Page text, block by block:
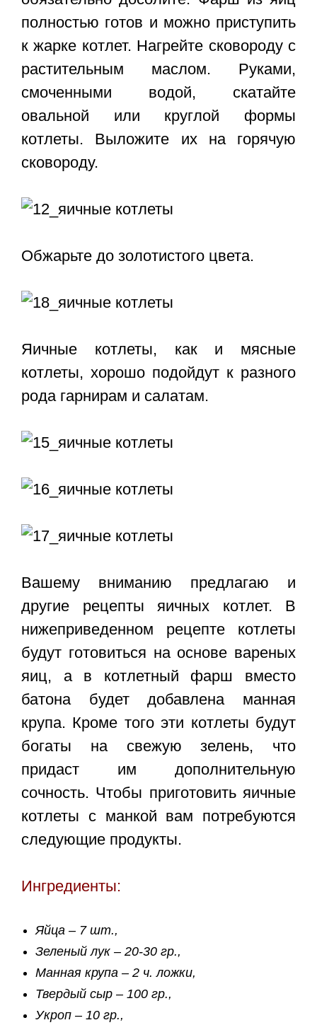
полностью готов и можно приступить
к жарке котлет. Нагрейте сковороду с
растительным маслом. Руками,
смоченными водой, скатайте
овальной или круглой формы
котлеты. Выложите их на горячую
сковороду.
Обжарьте до золотистого цвета.
Яичные котлеты, как и мясные
котлеты, хорошо подойдут к разного
рода гарнирам и салатам.
Вашему вниманию предлагаю и
другие рецепты яичных котлет. В
нижеприведенном рецепте котлеты
будут готовиться на основе вареных
яиц, а в котлетный фарш вместо
батона будет добавлена манная
крупа. Кроме того эти котлеты будут
богаты на свежую зелень, что
придаст им дополнительную
сочность. Чтобы приготовить яичные
котлеты с манкой вам потребуются
следующие продукты.
Ингредиенты:
Яйца – 7 шт.,
Зеленый лук – 20-30 гр.,
Манная крупа – 2 ч. ложки,
Твердый сыр – 100 гр.,
Укроп – 10 гр.,